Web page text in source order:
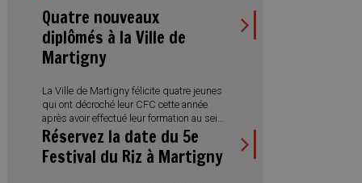
Quatre nouveaux
diplômés à la Ville de
Martigny
La Ville de Martigny félicite quatre jeunes
qui ont décroché leur CFC cette année
après avoir effectué leur formation au sein
de l’Administration municipale. Des
réussites qui illustrent aussi la diversité
des métiers proposés et l’engagement
Réservez la date du 5e
Festival du Riz à Martigny